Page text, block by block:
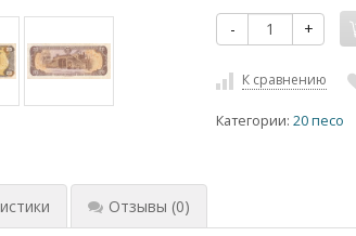
- +
К сравнению
Категории:20 песо
Отзывы (0)